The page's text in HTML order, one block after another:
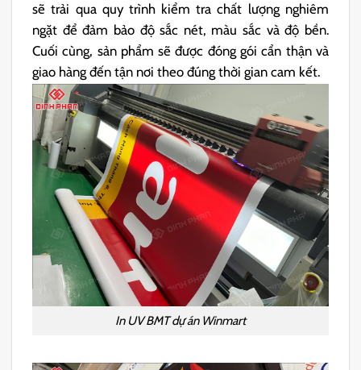
sẽ trải qua quy trình kiểm tra chất lượng nghiêm
ngặt để đảm bảo độ sắc nét, màu sắc và độ bền.
Cuối cùng, sản phẩm sẽ được đóng gói cẩn thận và
giao hàng đến tận nơi theo đúng thời gian cam kết.
In UV BMT dự án Winmart